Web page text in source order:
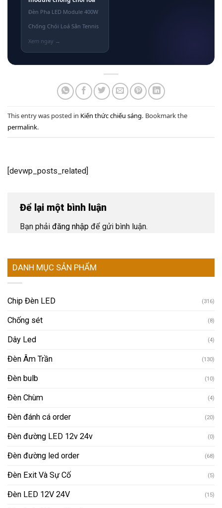
Đèn Pha LED Module 400W
Chống Chói Loá Sân Tennis
This entry was posted in Kiến thức chiếu sáng. Bookmark the
permalink.
[devwp_posts_related]
Để lại một bình luận
Bạn phải đăng nhập để gửi bình luận.
DANH MỤC SẢN PHẨM
Chip Đèn LED (316)
Chống sét (8)
Dây Led (4)
Đèn Âm Trần (130)
Đèn bulb (10)
Đèn Chùm (4)
Đèn đánh cá order (20)
Đèn đường LED 12v 24v (0)
Đèn đường led order (68)
Đèn Exit Và Sự Cố (5)
Đèn LED 12V 24V (15)